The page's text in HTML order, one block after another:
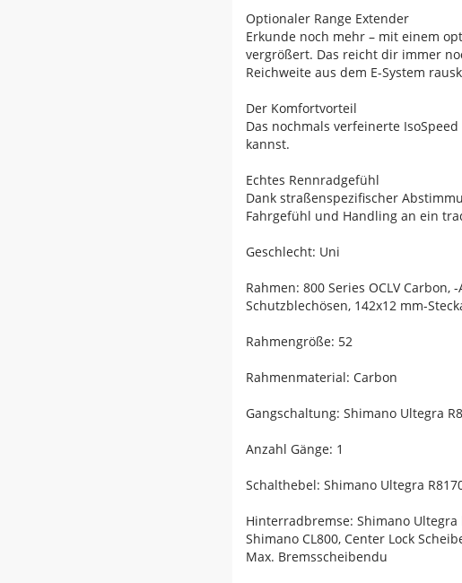
Optionaler Range Extender
Erkunde noch mehr – mit einem
vergrößert. Das reicht dir immer
Reichweite aus dem E-System
Der Komfortvorteil
Das nochmals verfeinerte
kannst.
Echtes Rennradgefühl
Dank straßenspezifischer
Fahrgefühl und Handling an ein
Geschlecht: Uni
Rahmen: 800 Series OCLV
Schutzblechösen, 142x12 mm-
Rahmengröße: 52
Rahmenmaterial: Carbon
Gangschaltung: Shimano Ultegra
Anzahl Gänge: 1
Schalthebel: Shimano Ultegra
Hinterradbremse: Shimano
Shimano CL800, Center Lock
Max. Bremsscheibendu